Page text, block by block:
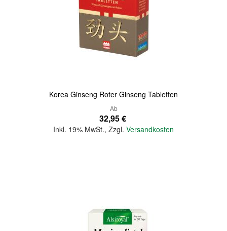
Korea Ginseng Roter Ginseng Tabletten
Ab
32,95 €
Inkl. 19% MwSt., Zzgl. Versandkosten